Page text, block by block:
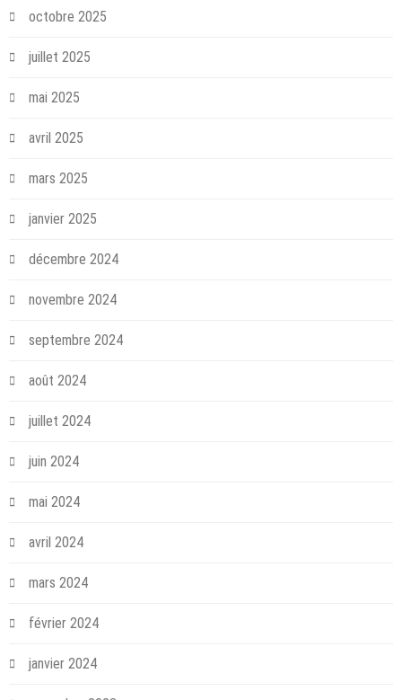
octobre 2025
juillet 2025
mai 2025
avril 2025
mars 2025
janvier 2025
décembre 2024
novembre 2024
septembre 2024
août 2024
juillet 2024
juin 2024
mai 2024
avril 2024
mars 2024
février 2024
janvier 2024